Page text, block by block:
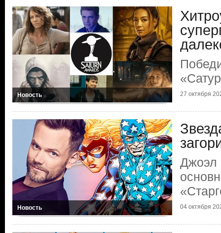
Новость 27 октября
Новость
Джоэл
04 октября